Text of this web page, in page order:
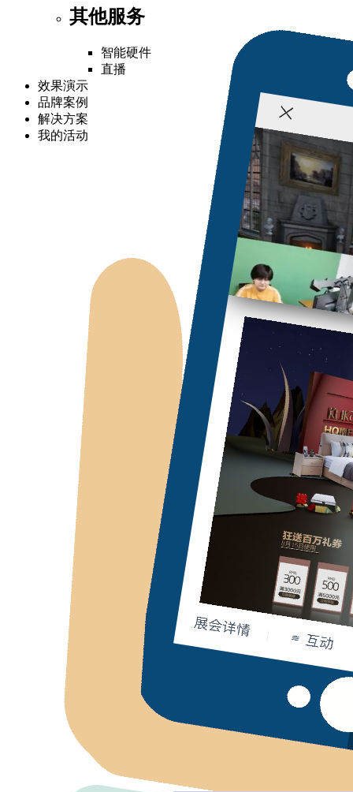
其他服务
智能硬件
直播
效果演示
品牌案例
解决方案
我的活动